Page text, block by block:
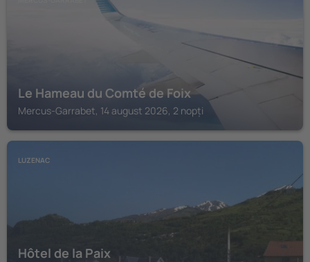
Le Hameau du Comté de Foix
Mercus-Garrabet, 14 august 2026, 2 nopți
LUZENAC
Hôtel de la Paix